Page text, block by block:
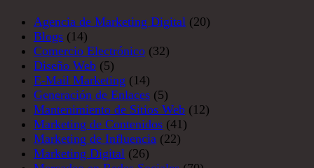
Agencia de Marketing Digital (20)
Blogs (14)
Comercio Electrónico (32)
Diseño Web (5)
E-Mail Marketing (14)
Generación de Enlaces (5)
Mantenimiento de Sitios Web (12)
Marketing de Contenidos (41)
Marketing de Influencia (22)
Marketing Digital (26)